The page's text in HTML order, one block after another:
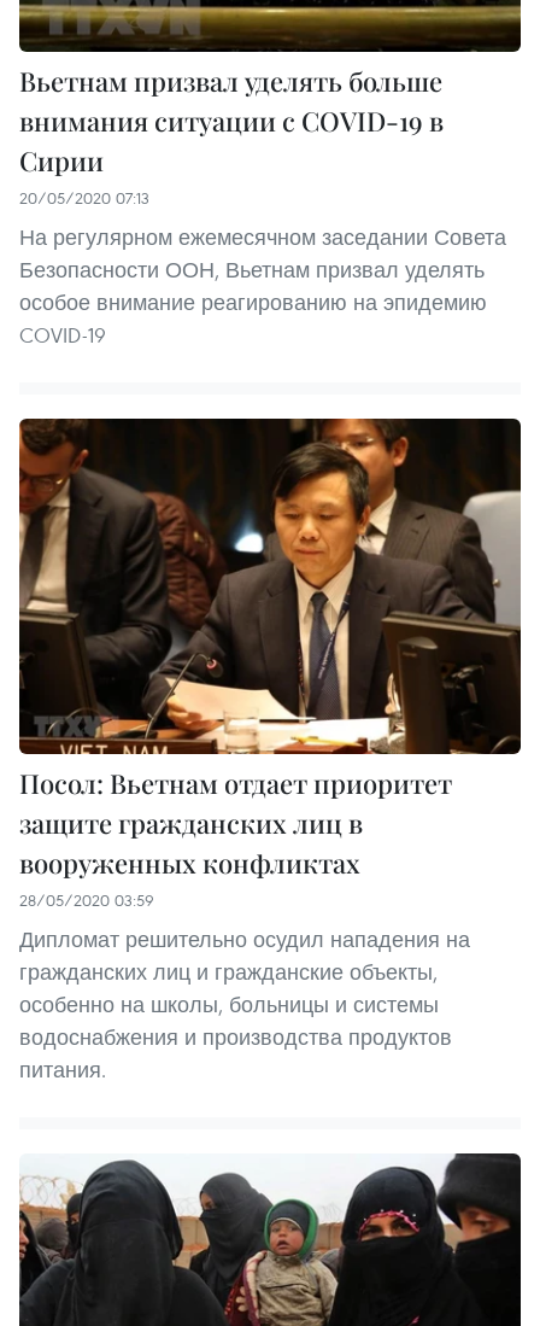
Вьетнам призвал уделять больше
внимания ситуации с COVID-19 в
Сирии
20/05/2020 07:13
На регулярном ежемесячном заседании Совета
Безопасности ООН, Вьетнам призвал уделять
особое внимание реагированию на эпидемию
COVID-19
Посол: Вьетнам отдает приоритет
защите гражданских лиц в
вооруженных конфликтах
28/05/2020 03:59
Дипломат решительно осудил нападения на
гражданских лиц и гражданские объекты,
особенно на школы, больницы и системы
водоснабжения и производства продуктов
питания.